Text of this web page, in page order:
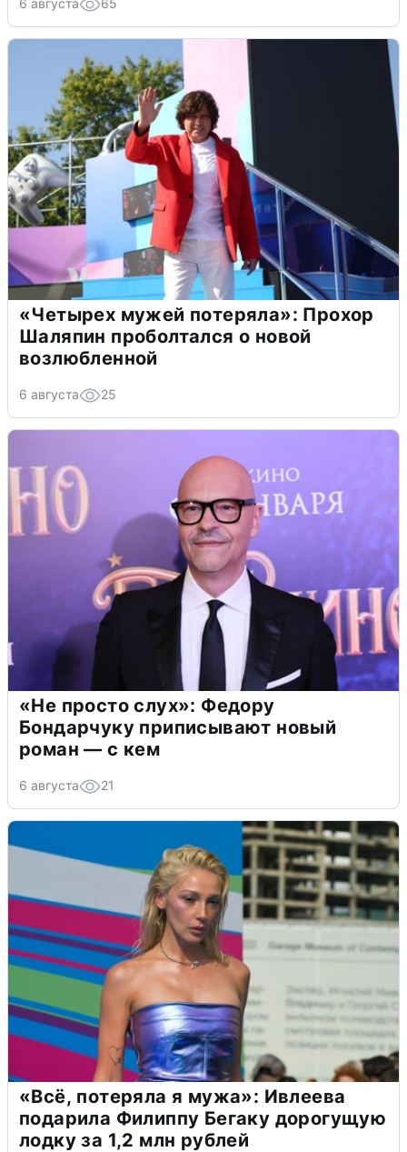
«Четырех мужей потеряла»: Прохор
Шаляпин проболтался о новой
возлюбленной
6 августа 25
«Не просто слух»: Федору
Бондарчуку приписывают новый
роман — с кем
6 августа 21
«Всё, потеряла я мужа»: Ивлеева
подарила Филиппу Бегаку дорогущую
лодку за 1,2 млн рублей